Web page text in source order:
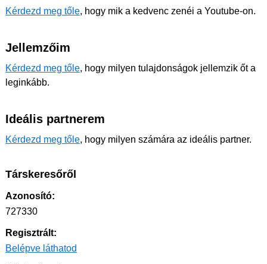
Kérdezd meg tőle, hogy mik a kedvenc zenéi a Youtube-on.
Jellemzőim
Kérdezd meg tőle, hogy milyen tulajdonságok jellemzik őt a
leginkább.
Ideális partnerem
Kérdezd meg tőle, hogy milyen számára az ideális partner.
Társkeresőről
Azonosító:
727330
Regisztrált:
Belépve láthatod